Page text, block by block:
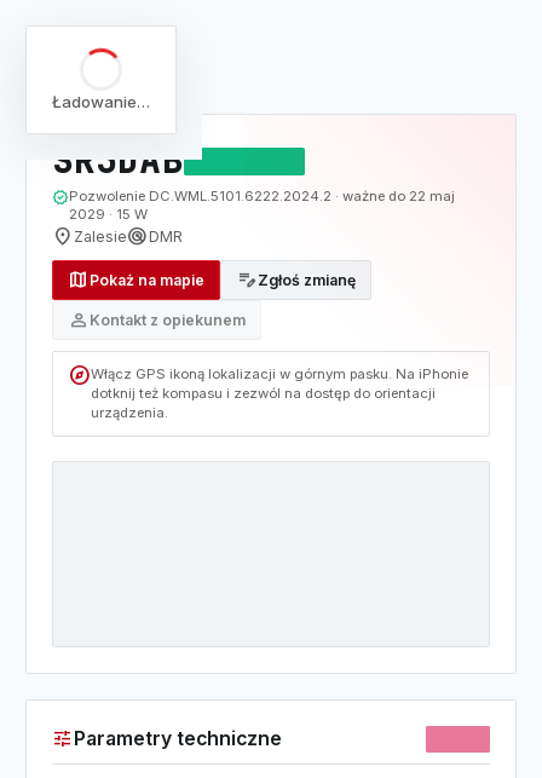
Ładowanie…
SR3DAB DZIAŁAJĄCY
verifiedPozwolenie DC.WML.5101.6222.2024.2 · ważne do 22 maj
2029 · 15 W
location_on Zalesieradar DMR
map Pokaż na mapie edit_note Zgłoś zmianę
person Kontakt z opiekunem
exploreWłącz GPS ikoną lokalizacji w górnym pasku. Na iPhonie
dotknij też kompasu i zezwól na dostęp do orientacji
urządzenia.
tune Parametry techniczne